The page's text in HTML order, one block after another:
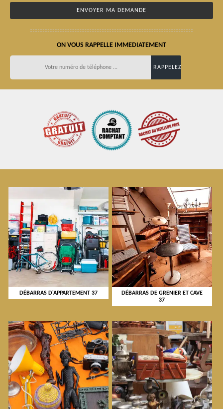
ON VOUS RAPPELLE IMMEDIATEMENT
DÉBARRAS D'APPARTEMENT 37
DÉBARRAS DE GRENIER ET CAVE
37